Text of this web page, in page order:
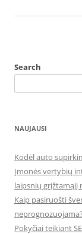
Search
NAUJAUSI
Kodėl auto
Įmonės vertybių
laipsnių grįžtamąjį
Kaip pasiruošti
neprognozuojama?
Pokyčiai teikiant